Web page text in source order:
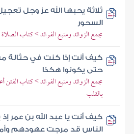
ثلاثة يحبها الله عز وجل
السحور
مجمع الزوائد ومنبع الفوائد > كتاب
كيف أنت إذا كنت في حثالة
حتى يكونوا هكذا
مجمع الزوائد ومنبع الفوائد > كتاب الفتن
بالقلب
كيف أنت يا عبد الله بن عمر
الناس قد مرجت عهودهم